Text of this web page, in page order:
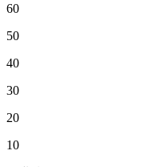
60
50
40
30
20
10